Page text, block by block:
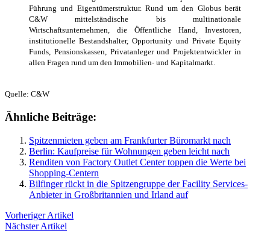
Führung und Eigentümerstruktur. Rund um den Globus berät
C&W mittelständische bis multinationale
Wirtschaftsunternehmen, die Öffentliche Hand, Investoren,
institutionelle Bestandshalter, Opportunity und Private Equity
Funds, Pensionskassen, Privatanleger und Projektentwickler in
allen Fragen rund um den Immobilien- und Kapitalmarkt.
Quelle: C&W
Ähnliche Beiträge:
Spitzenmieten geben am Frankfurter Büromarkt nach
Berlin: Kaufpreise für Wohnungen geben leicht nach
Renditen von Factory Outlet Center toppen die Werte bei
Shopping-Centern
Bilfinger rückt in die Spitzengruppe der Facility Services-
Anbieter in Großbritannien und Irland auf
Vorheriger Artikel
Nächster Artikel